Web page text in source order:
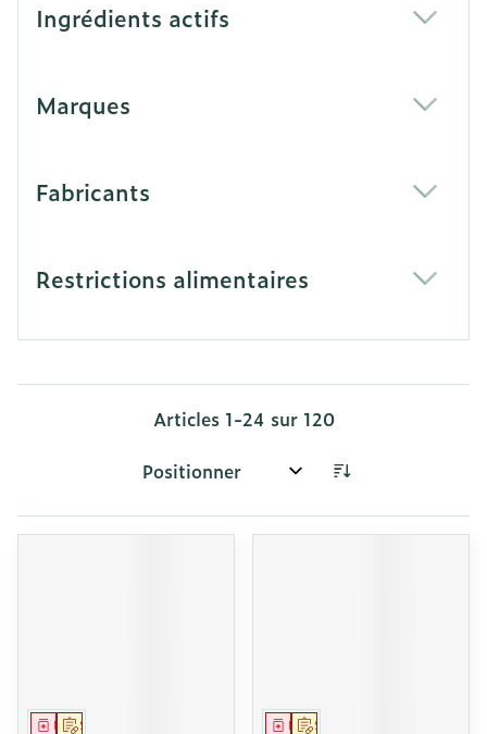
Ingrédients actifs
Marques
Fabricants
Restrictions alimentaires
Articles 1-24 sur 120
Trier par:
Sur prescription
Médicament Sur prescription
Médicament